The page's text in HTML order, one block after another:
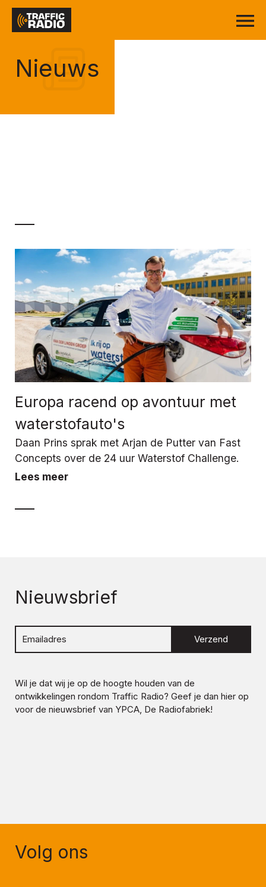
Nieuws
Europa racend op avontuur met
waterstofauto's
Daan Prins sprak met Arjan de Putter van Fast
Concepts over de 24 uur Waterstof Challenge.
Lees meer
Nieuwsbrief
Verzend
Wil je dat wij je op de hoogte houden van de
ontwikkelingen rondom Traffic Radio? Geef je dan hier op
voor de nieuwsbrief van YPCA, De Radiofabriek!
Volg ons